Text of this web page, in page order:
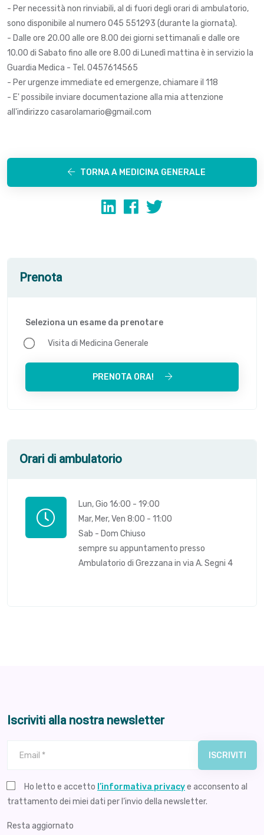
- Per necessità non rinviabili, al di fuori degli orari di ambulatorio,
sono disponibile al numero 045 551293 (durante la giornata).
- Dalle ore 20.00 alle ore 8.00 dei giorni settimanali e dalle ore
10.00 di Sabato fino alle ore 8.00 di Lunedì mattina è in servizio la
Guardia Medica - Tel. 0457614565
- Per urgenze immediate ed emergenze, chiamare il 118
- E' possibile inviare documentazione alla mia attenzione
all'indirizzo casarolamario@gmail.com
TORNA A MEDICINA GENERALE
Prenota
Seleziona un esame da prenotare
Visita di Medicina Generale
PRENOTA ORA!
Orari di ambulatorio
Lun, Gio 16:00 - 19:00
Mar, Mer, Ven 8:00 - 11:00
Sab - Dom Chiuso
sempre su appuntamento presso
Ambulatorio di Grezzana in via A. Segni 4
Iscriviti alla nostra newsletter
ISCRIVITI
Vuoto Newsletter
Ho letto e accetto l’informativa privacye acconsento al
trattamento dei miei dati per l’invio della newsletter.
Resta aggiornato